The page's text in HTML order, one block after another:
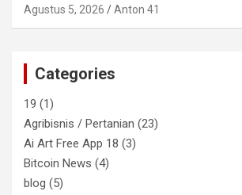
Agustus 5, 2026 Anton 41
Categories
19 (1)
Agribisnis / Pertanian (23)
Ai Art Free App 18 (3)
Bitcoin News (4)
blog (5)